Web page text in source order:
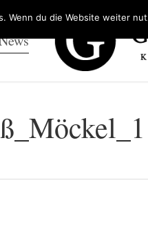
Wenn du die Website weiter